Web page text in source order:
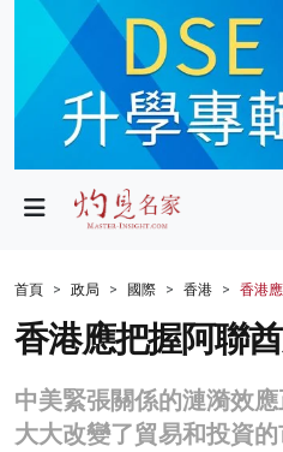
政局
財經
生活
商業
首頁 政局 國際 香港 香港
香港應把握阿聯
中美緊張關係的漣漪效
大大改變了貿易和投資